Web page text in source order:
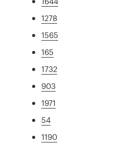
1278
1565
165
1732
903
1971
54
1190